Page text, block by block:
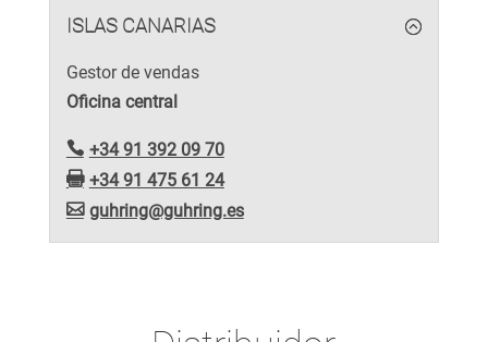
ISLAS CANARIAS
Gestor de vendas
Oficina central
+34 91 392 09 70
+34 91 475 61 24
guhring@guhring.es